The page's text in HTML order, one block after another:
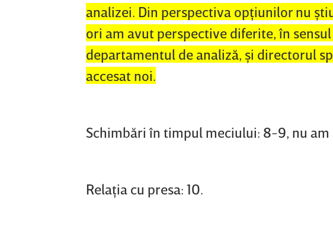
analizei. Din perspectiva opţiunilor nu
ori am avut perspective diferite, în
departamentul de analiză, şi directorul
accesat noi.
Schimbări în timpul meciului: 8-9, nu
Relaţia cu presa: 10.